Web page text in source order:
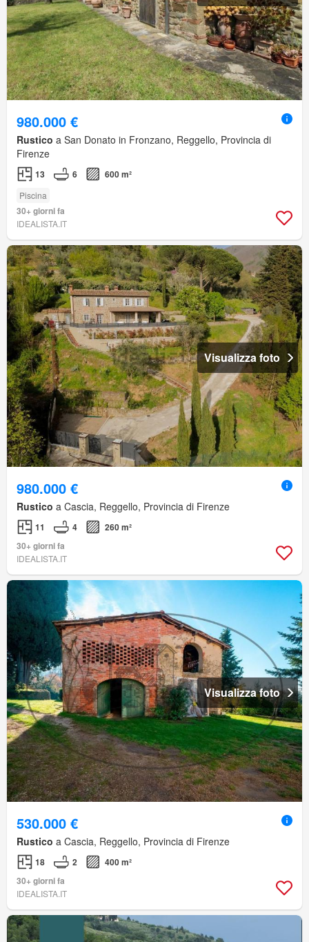
980.000 €
Rustico a San Donato in Fronzano, Reggello, Provincia di
Firenze
13 6 600 m²
Piscina
30+ giorni fa
IDEALISTA.IT
Visualizza foto
980.000 €
Rustico a Cascia, Reggello, Provincia di Firenze
11 4
260 m²
30+ giorni fa
IDEALISTA.IT
Visualizza foto
530.000 €
Rustico a Cascia, Reggello, Provincia di Firenze
18 2
400 m²
30+ giorni fa
IDEALISTA.IT